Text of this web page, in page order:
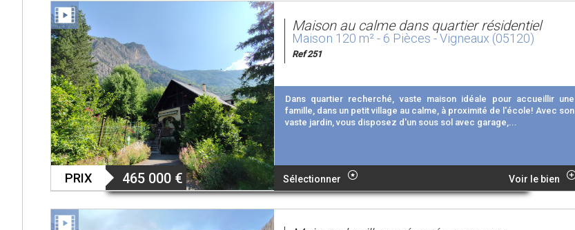
PRIX 465 000 €
Maison au calme dans quartier résidentiel
Maison 120 m² - 6 Pièces - Vigneaux (05120)
Ref 251
Dans quartier recherché, vaste maison idéale pour accueillir une
famille, dans un petit village au calme, à proximité de l'école! Avec son
vaste jardin, vous disposez d'un sous sol avec garage,...
Sélectionner Voir le bien